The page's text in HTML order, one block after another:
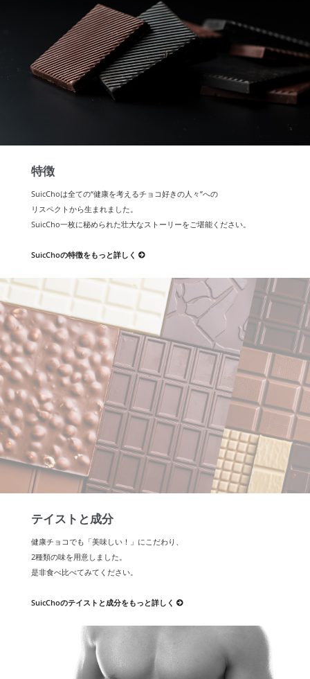
特徴
SuicChoは全ての“健康を考えるチョコ好きの人々”への
リスペクトから生まれました。
SuicCho一枚に秘められた壮大なストーリーをご堪能ください。
SuicChoの特徴をもっと詳しく
テイストと成分
健康チョコでも「美味しい！」にこだわり、
2種類の味を用意しました。
是非食べ比べてみてください。
SuicChoのテイストと成分をもっと詳しく